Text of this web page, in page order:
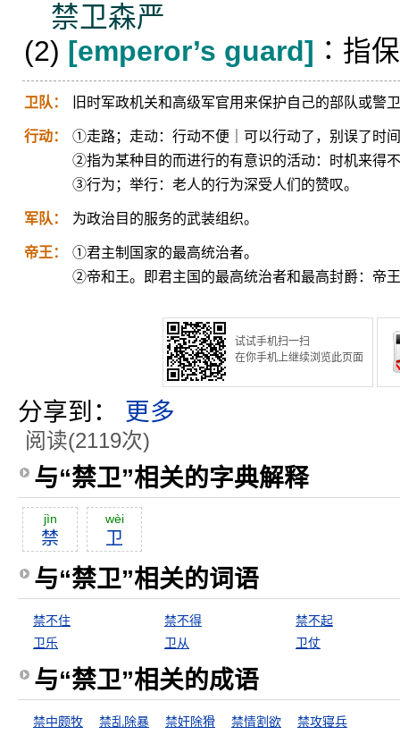
禁卫森严
(2) [emperor’s guard] ∶指
卫队： 旧时军政机关和高级军官用来保护自己的部队或警
行动：
①走路；走动：行动不便｜可以行动了，别误了时
②指为某种目的而进行的有意识的活动：时机来得
③行为；举行：老人的行为深受人们的赞叹。
军队： 为政治目的服务的武装组织。
帝王：
①君主制国家的最高统治者。
②帝和王。即君主国的最高统治者和最高封爵：帝
试试手机扫一扫
在你手机上继续浏览此页面
分享到： 更多
阅读(2119次)
与“禁卫”相关的字典解释
jìn
禁
wèi
卫
与“禁卫”相关的词语
禁不住 禁不得
禁不起
卫乐
卫从 卫仗
与“禁卫”相关的成语
禁中颇牧 禁乱除暴 禁奸除猾 禁情割欲 禁攻寝兵